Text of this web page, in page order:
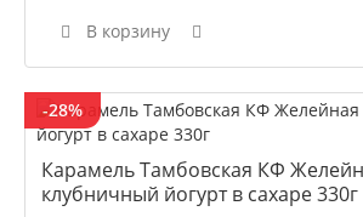
В корзину
-28%
Карамель Тамбовская КФ
клубничный йогурт в сахаре 330г